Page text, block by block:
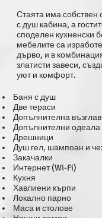
Стаята има собствен
с душ кабина, а
споделен кухненски
мебелите са
дърво, и в
златисти завеси,
уют и комфорт.
Баня с душ
Две тераси
Допълнителна
Допълнителни одеала
Дрешници
Душ гел, шампоан и
Закачалки
Интернет (Wi-Fi)
Кухня
Хавлиени кърпи
Локално парно
Маса и столове